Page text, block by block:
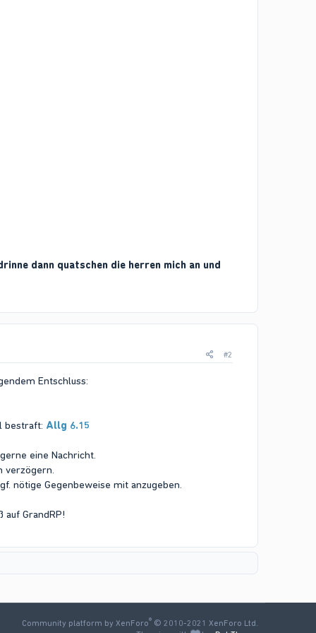
dann quatschen die herren mich an und
#2
Entschluss:
bestraft: Allg 6.15
eine Nachricht.
verzögern.
nötige Gegenbeweise mit anzugeben.
GrandRP!​
Community platform by XenForo® © 2010-2021 XenForo Ltd.